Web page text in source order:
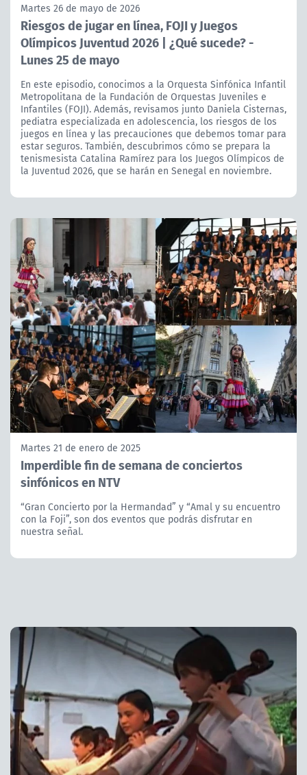
Martes 26 de mayo de 2026
Riesgos de jugar en línea, FOJI y Juegos
Olímpicos Juventud 2026 | ¿Qué sucede? -
Lunes 25 de mayo
En este episodio, conocimos a la Orquesta Sinfónica Infantil
Metropolitana de la Fundación de Orquestas Juveniles e
Infantiles (FOJI). Además, revisamos junto Daniela Cisternas,
pediatra especializada en adolescencia, los riesgos de los
juegos en línea y las precauciones que debemos tomar para
estar seguros. También, descubrimos cómo se prepara la
tenismesista Catalina Ramírez para los Juegos Olímpicos de
la Juventud 2026, que se harán en Senegal en noviembre.
Martes 21 de enero de 2025
Imperdible fin de semana de conciertos
sinfónicos en NTV
“Gran Concierto por la Hermandad” y “Amal y su encuentro
con la Foji”, son dos eventos que podrás disfrutar en
nuestra señal.